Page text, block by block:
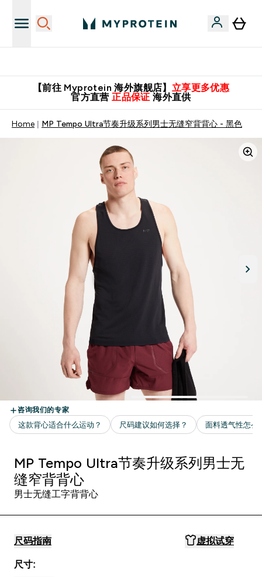
【前往 Myprotein 海外旗舰店】 立享更多优惠
官方直营 正品保证 海外直供
Home MP Tempo Ultra节奏升级系列男士无缝窄背背心 - 黑色
MP Tempo Ultra节奏升级系列男士无
缝窄背背心
男士无缝工字背背心
尺码指南 虚拟试穿
尺寸: